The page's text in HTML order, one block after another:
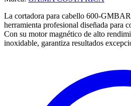
La cortadora para cabello 600-
herramienta profesional diseñada para
Con su motor magnético de alto
inoxidable, garantiza resultados